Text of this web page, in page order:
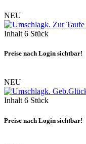
NEU
Inhalt 6 Stück
Preise nach Login sichtbar!
NEU
Inhalt6 Stück
Preise nach Login sichtbar!